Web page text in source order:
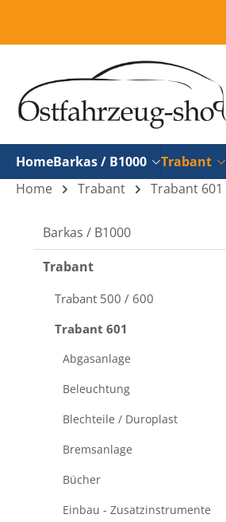
HomeBarkas / B1000 Trabant
Home
Trabant Trabant 601
Barkas / B1000
Trabant
Trabant 500 / 600
Trabant 601
Abgasanlage
Beleuchtung
Blechteile / Duroplast
Bremsanlage
Bücher
Einbau - Zusatzinstrumente